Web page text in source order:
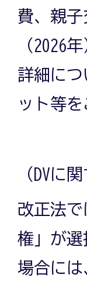
費、親
（2026
詳細に
ット等を
（DVに
改正法
権」が選
場合に